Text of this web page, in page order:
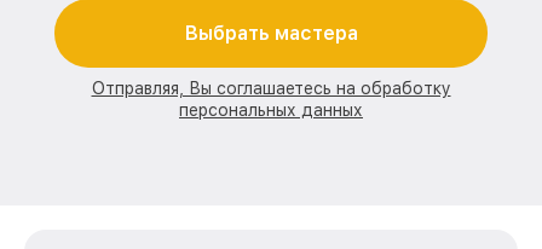
Выбрать мастера
Отправляя, Вы соглашаетесь на обработку
персональных данных